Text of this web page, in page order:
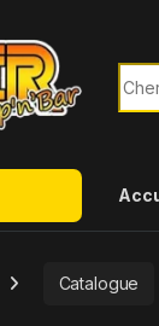
Catalogue